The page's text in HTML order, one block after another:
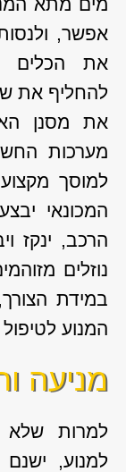
אפשר,
את הכלים
להחליף את
את מסנן
מערכות
למוסך
המכונאי
הרכב, ינקז
נוזלים
במידת
המנוע
מניעה
למרות שלא
למנוע,